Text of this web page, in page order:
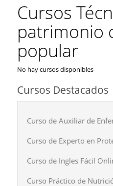
Cursos
patrimonio
popular
No hay cursos disponibles
Cursos Destacados
Curso de Auxiliar de
Curso de Experto en
Curso de Ingles Fácil
Curso Práctico de